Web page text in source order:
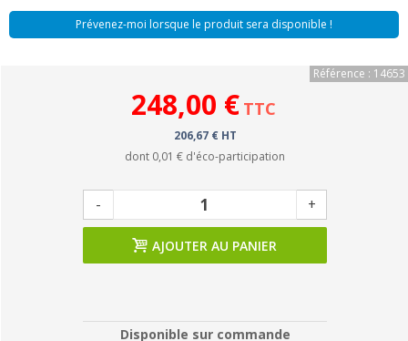
Prévenez-moi lorsque le produit sera disponible !
Référence : 14653
248,00 € TTC
206,67 € HT
dont 0,01 € d'éco-participation
- +
AJOUTER AU PANIER
Disponible sur commande